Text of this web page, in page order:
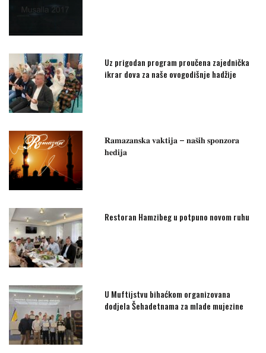
Uz prigodan program proučena zajednička
ikrar dova za naše ovogodišnje hadžije
𝐑𝐚𝐦𝐚𝐳𝐚𝐧𝐬𝐤𝐚 𝐯𝐚𝐤𝐭𝐢𝐣𝐚 – 𝐧𝐚𝐬̌𝐢𝐡 𝐬𝐩𝐨𝐧𝐳𝐨𝐫𝐚
𝐡𝐞𝐝𝐢𝐣𝐚
Restoran Hamzibeg u potpuno novom ruhu
U Muftijstvu bihaćkom organizovana
dodjela Šehadetnama za mlade mujezine